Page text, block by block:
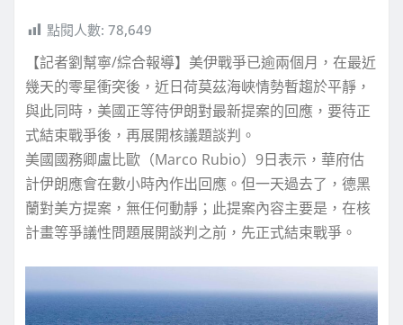
點閱人數: 78,649
【記者劉幫寧/綜合報導】美伊戰爭已逾兩個月，在最近
幾天的零星衝突後，近日荷莫茲海峽情勢暫趨於平靜，
與此同時，美國正等待伊朗對最新提案的回應，要待正
式結束戰爭後，再展開核議題談判。
美國國務卿盧比歐（Marco Rubio）9日表示，華府估
計伊朗應會在數小時內作出回應。但一天過去了，德黑
蘭對美方提案，無任何動靜；此提案內容主要是，在核
計畫等爭議性問題展開談判之前，先正式結束戰爭。